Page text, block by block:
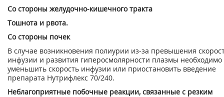
Со стороны желудочно-кишечного тракта
Тошнота и рвота.
Со стороны почек
В случае возникновения полиурии из-за превышения
инфузии и развития гиперосмолярности плазмы необходимо
уменьшить скорость инфузии или приостановить введение
препарата Нутрифлекс 70/240.
Неблагоприятные побочные реакции, связанные с резким